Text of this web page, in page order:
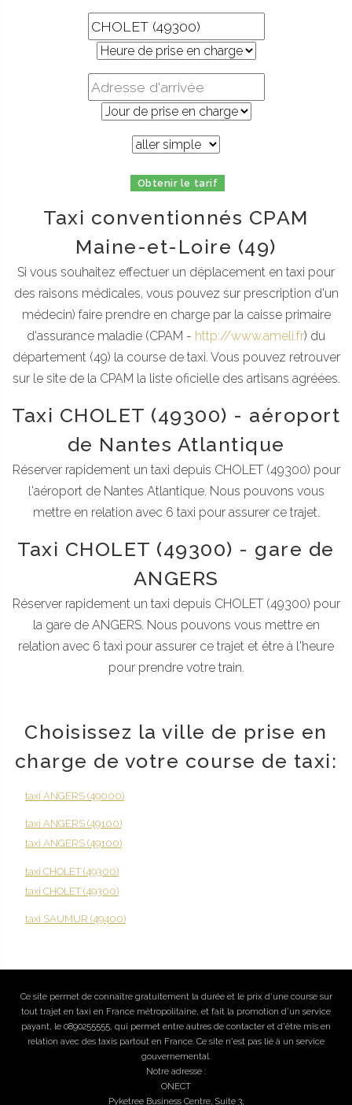
Obtenir le tarif
Taxi conventionnés CPAM
Maine-et-Loire (49)
Si vous souhaitez effectuer un déplacement en taxi pour
des raisons médicales, vous pouvez sur prescription d'un
médecin) faire prendre en charge par la caisse primaire
d'assurance maladie (CPAM - http://www.ameli.fr) du
département (49) la course de taxi. Vous pouvez retrouver
sur le site de la CPAM la liste oficielle des artisans agréées.
Taxi CHOLET (49300) - aéroport
de Nantes Atlantique
Réserver rapidement un taxi depuis CHOLET (49300) pour
l'aéroport de Nantes Atlantique. Nous pouvons vous
mettre en relation avec 6 taxi pour assurer ce trajet.
Taxi CHOLET (49300) - gare de
ANGERS
Réserver rapidement un taxi depuis CHOLET (49300) pour
la gare de ANGERS. Nous pouvons vous mettre en
relation avec 6 taxi pour assurer ce trajet et être à l'heure
pour prendre votre train.
Choisissez la ville de prise en
charge de votre course de taxi:
taxi ANGERS (49000)
taxi ANGERS (49100)
taxi ANGERS (49100)
taxi CHOLET (49300)
taxi CHOLET (49300)
taxi SAUMUR (49400)
Ce site permet de connaître gratuitement la durée et le prix d'une course sur
tout trajet en taxi en France métropolitaine, et fait la promotion d'un service
payant, le 0890255555, qui permet entre autres de contacter et d'être mis en
relation avec des taxis partout en France. Ce site n'est pas lié à un service
gouvernemental.
Notre adresse :
ONECT
Pyketree Business Centre, Suite 3,